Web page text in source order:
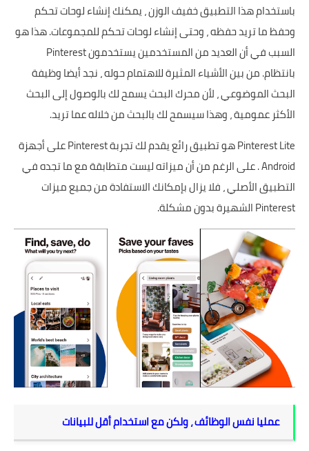
باستخدام هذا التطبيق خفيف الوزن ، يمكنك إنشاء لوحات تحكم
وحفظ ما تريد حفظه ، وحتى إنشاء لوحات تحكم للمجموعات. هذا هو
السبب في أن العديد من المستخدمين يستخدمون Pinterest
بانتظام. من بين الأشياء المثيرة للاهتمام حوله ، نجد أيضا وظيفة
البحث الموضوعي ، لأن محرك البحث يسمح لك بالوصول إلى البحث
الأكثر عمومية ، وهذا سيسمح لك بالبحث من خلاله عما تريد.
Pinterest Lite هو تطبيق رائع يقدم لك تجربة Pinterest على أجهزة
Android . على الرغم من أن ميزاته ليست متطابقة مع ما تجده في
التطبيق الأصلي ، فلا يزال بإمكانك الاستفادة من جميع ميزات
Pinterest الشهيرة بدون مشكلة.
عمليا نفس الوظائف ، ولكن مع استخدام أقل للبيانات